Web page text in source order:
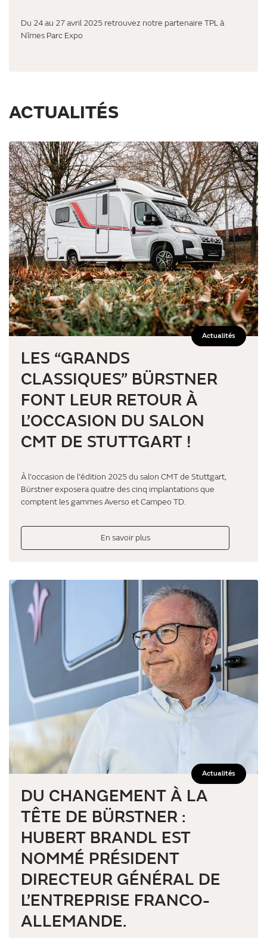
Du 24 au 27 avril 2025 retrouvez notre partenaire TPL à
Nîmes Parc Expo
ACTUALITÉS
Actualités
LES “GRANDS
CLASSIQUES” BÜRSTNER
FONT LEUR RETOUR À
L’OCCASION DU SALON
CMT DE STUTTGART !
À l’occasion de l’édition 2025 du salon CMT de Stuttgart,
Bürstner exposera quatre des cinq implantations que
comptent les gammes Averso et Campeo TD.
En savoir plus
Actualités
DU CHANGEMENT À LA
TÊTE DE BÜRSTNER :
HUBERT BRANDL EST
NOMMÉ PRÉSIDENT
DIRECTEUR GÉNÉRAL DE
L’ENTREPRISE FRANCO-
ALLEMANDE.